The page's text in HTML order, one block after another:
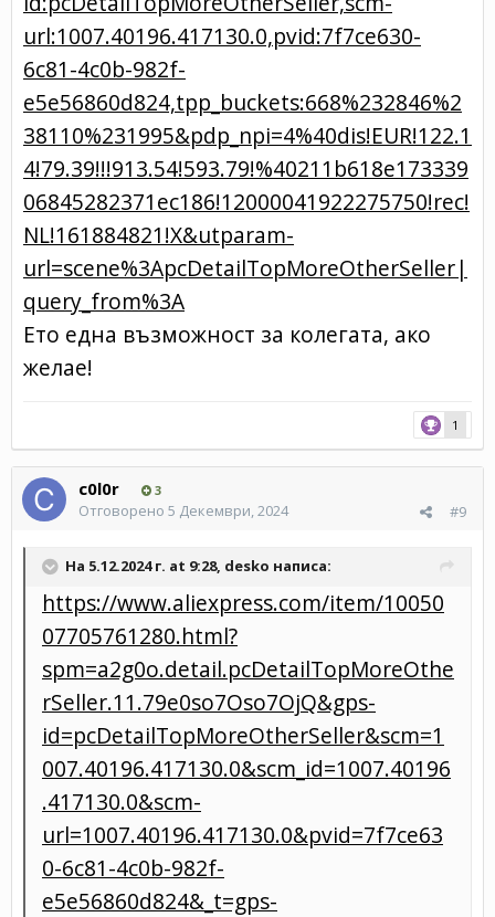
url:1007.40196.417130.0,pvid:7f7ce630-
6c81-4c0b-982f-
e5e56860d824,tpp_buckets:668%232846%2
38110%231995&pdp_npi=4%40dis!EUR!122.1
4!79.39!!!913.54!593.79!%40211b618e173339
06845282371ec186!12000041922275750!rec!
NL!161884821!X&utparam-
url=scene%3ApcDetailTopMoreOtherSeller|
query_from%3A
Eто една възможност за колегата, ако
желае!
1
c0l0r 3
#9
Отговорено 5 Декември, 2024
На 5.12.2024 г. at 9:28, desko написа:
https://www.aliexpress.com/item/10050
07705761280.html?
spm=a2g0o.detail.pcDetailTopMoreOthe
rSeller.11.79e0so7Oso7OjQ&gps-
id=pcDetailTopMoreOtherSeller&scm=1
007.40196.417130.0&scm_id=1007.40196
.417130.0&scm-
url=1007.40196.417130.0&pvid=7f7ce63
0-6c81-4c0b-982f-
e5e56860d824&_t=gps-